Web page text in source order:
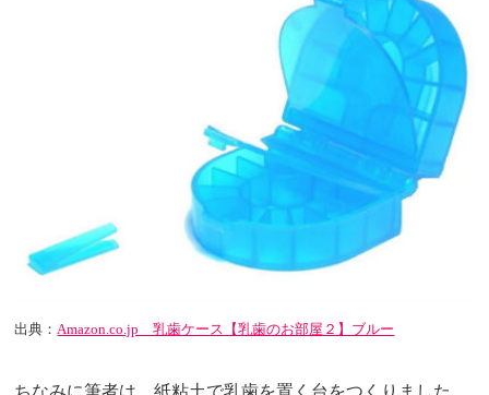
出典： Amazon.co.jp 乳歯ケース【乳歯のお部屋２】ブルー
ちなみに筆者は、紙粘土で乳歯を置く台をつくりました。